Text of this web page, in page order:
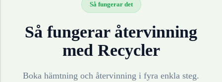
Så fungerar det
Så fungerar återvinning
med Recycler
Boka hämtning och återvinning i fyra enkla steg.